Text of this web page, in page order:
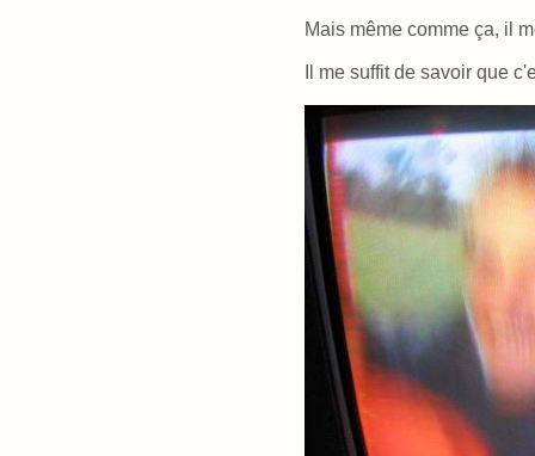
Mais même comme ça, il
Il me suffit de savoir que